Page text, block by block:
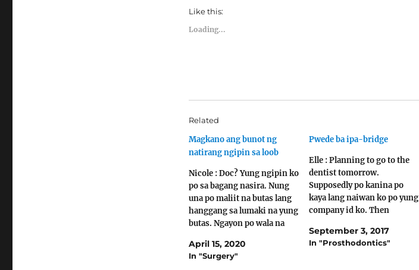
Like this:
Loading...
Related
Magkano ang bunot ng
natirang ngipin sa loob
Nicole : Doc? Yung ngipin ko
po sa bagang nasira. Nung
una po maliit na butas lang
hanggang sa lumaki na yung
butas. Ngayon po wala na
Naiwan po yung ngipin sa
loob. Ito po yung minsan
April 15, 2020
In "Surgery"
Pwede ba ipa-bridge
Elle : Planning to go to the
dentist tomorrow.
Supposedly po kanina po
kaya lang naiwan ko po yung
company id ko. Then
how much 6,500 per tooth
daw po Ask the Dentist : Oo,
September 3, 2017
In "Prosthodontics"